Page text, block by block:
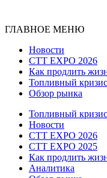
ГЛАВНОЕ МЕНЮ
Новости
CTT EXPO 2026
Как продлить
Топливный кризис
Обзор рынка
Топливный кризис
Новости
CTT EXPO 2026
CTT EXPO 2025
Как продлить
Аналитика